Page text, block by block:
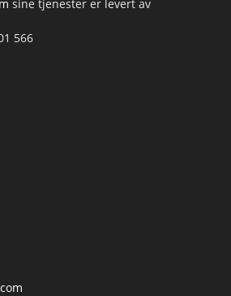
sine tjenester er levert av
566